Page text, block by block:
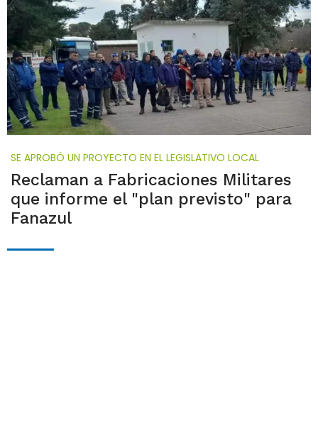
SE APROBÓ UN PROYECTO EN EL LEGISLATIVO LOCAL
Reclaman a Fabricaciones Militares
que informe el "plan previsto" para
Fanazul